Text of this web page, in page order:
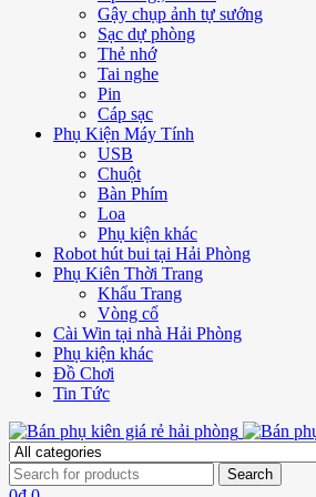
Gậy chụp ảnh tự sướng
Sạc dự phòng
Thẻ nhớ
Tai nghe
Pin
Cáp sạc
Phụ Kiện Máy Tính
USB
Chuột
Bàn Phím
Loa
Phụ kiện khác
Robot hút bui tại Hải Phòng
Phụ Kiên Thời Trang
Khẩu Trang
Vòng cổ
Cài Win tại nhà Hải Phòng
Phụ kiện khác
Đồ Chơi
Tin Tức